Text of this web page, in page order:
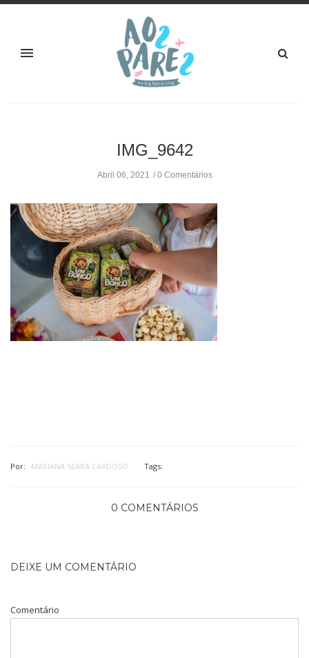
IMG_9642
Abril 06, 2021 0 Comentários
Por: MARIANA SEARA CARDOSO Tags:
0 COMENTÁRIOS
DEIXE UM COMENTÁRIO
Comentário